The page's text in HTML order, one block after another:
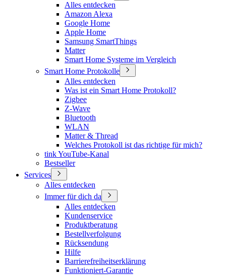
Alles entdecken
Amazon Alexa
Google Home
Apple Home
Samsung SmartThings
Matter
Smart Home Systeme im Vergleich
Smart Home Protokolle
Alles entdecken
Was ist ein Smart Home Protokoll?
Zigbee
Z-Wave
Bluetooth
WLAN
Matter & Thread
Welches Protokoll ist das richtige für mich?
tink YouTube-Kanal
Bestseller
Services
Alles entdecken
Immer für dich da
Alles entdecken
Kundenservice
Produktberatung
Bestellverfolgung
Rücksendung
Hilfe
Barrierefreiheitserklärung
Funktioniert-Garantie